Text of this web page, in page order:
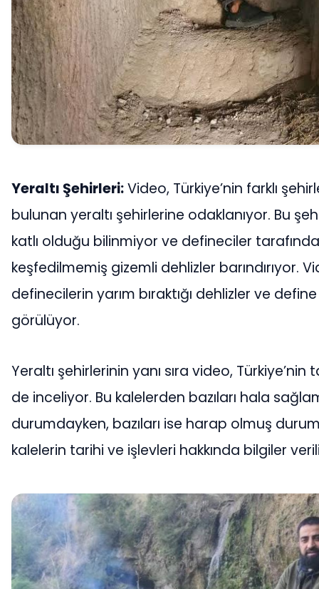
Yeraltı Şehirleri:Video, Türkiye’nin farklı
bulunan yeraltı şehirlerine odaklanıyor. Bu
katlı olduğu bilinmiyor ve defineciler
keşfedilmemiş gizemli dehlizler barındırıyor.
definecilerin yarım bıraktığı dehlizler ve
görülüyor.
Yeraltı şehirlerinin yanı sıra video, Türkiye’nin
de inceliyor. Bu kalelerden bazıları hala
durumdayken, bazıları ise harap olmuş
kalelerin tarihi ve işlevleri hakkında bilgiler